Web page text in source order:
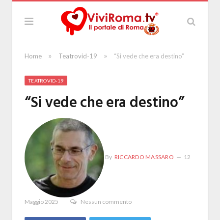
Home » Teatrovid-19 » “Si vede che era destino”
TEATROVID-19
“Si vede che era destino”
By RICCARDO MASSARO 12
Maggio 2025 Nessun commento